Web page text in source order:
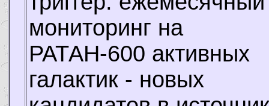
мониторинг на
РАТАН-600 активных
галактик - новых